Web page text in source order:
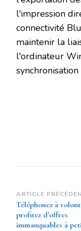
l'impression
connectivité
maintenir la
l'ordinateur
d’article
ARTICLE
Téléphonez à
profitez d’offres
immanquables à